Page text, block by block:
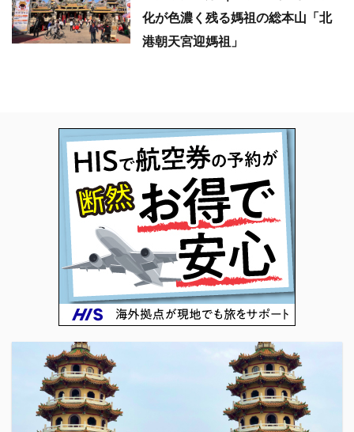
化が色濃く残る媽祖の総本山「北
港朝天宮迎媽祖」